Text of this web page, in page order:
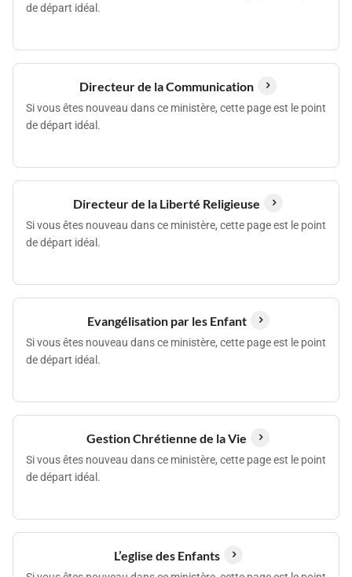
de départ idéal.
Directeur de la Communication
Si vous êtes nouveau dans ce ministère, cette page est le point
de départ idéal.
Directeur de la Liberté Religieuse
Si vous êtes nouveau dans ce ministère, cette page est le point
de départ idéal.
Evangélisation par les Enfant
Si vous êtes nouveau dans ce ministère, cette page est le point
de départ idéal.
Gestion Chrétienne de la Vie
Si vous êtes nouveau dans ce ministère, cette page est le point
de départ idéal.
L’eglise des Enfants